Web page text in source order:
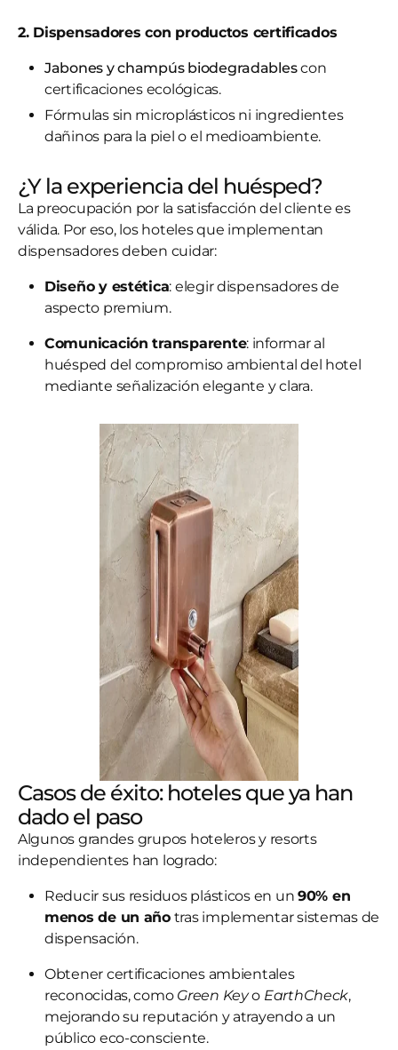
2. Dispensadores con productos certificados
Jabones y champús biodegradablescon
certificaciones ecológicas.
Fórmulas sin microplásticos ni ingredientes
dañinos para la piel o el medioambiente.
¿Y la experiencia del huésped?
La preocupación por la satisfacción del cliente es
válida. Por eso, los hoteles que implementan
dispensadores deben cuidar:
Diseño y estética: elegir dispensadores de
aspecto premium.
Comunicación transparente: informar al
huésped del compromiso ambiental del hotel
mediante señalización elegante y clara.
Casos de éxito: hoteles que ya han
dado el paso
Algunos grandes grupos hoteleros y resorts
independientes han logrado:
Reducir sus residuos plásticos en un90% en
menos de un añotras implementar sistemas de
dispensación.
Obtener certificaciones ambientales
reconocidas, como Green Keyo EarthCheck,
mejorando su reputación y atrayendo a un
público eco-consciente.